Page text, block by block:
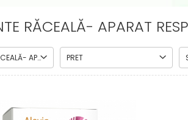
RĂCEALĂ- APARAT
SUPLIMENTE RĂCEALĂ- APARAT RESPIRATOR ANTIVIRAL PRET